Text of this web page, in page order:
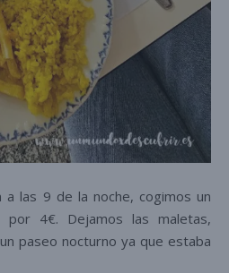
a las 9 de la noche, cogimos un
por 4€. Dejamos las maletas,
paseo nocturno ya que estaba